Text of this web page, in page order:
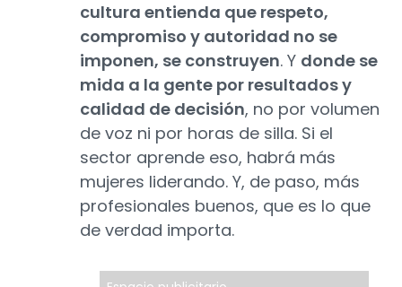
cultura entienda que respeto,
compromiso y autoridad no se
imponen, se construyen. Y donde se
mida a la gente por resultados y
calidad de decisión, no por volumen
de voz ni por horas de silla. Si el
sector aprende eso, habrá más
mujeres liderando. Y, de paso, más
profesionales buenos, que es lo que
de verdad importa.